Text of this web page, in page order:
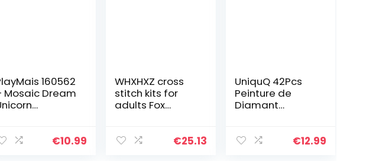
160562
Mosaic Dream
€10.99
WHXHXZ cross
stitch kits for
adults Fox
14CT Fabric
€25.13
UniquQ 42Pcs
Peinture de
Diamant
Diamant
€12.99